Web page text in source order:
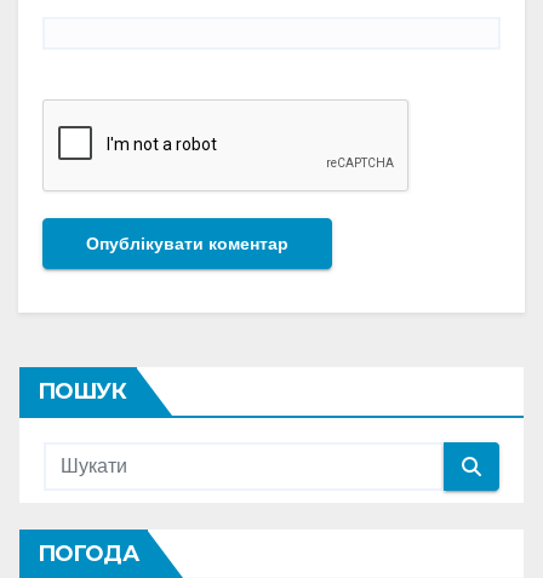
ПОШУК
ПОГОДА